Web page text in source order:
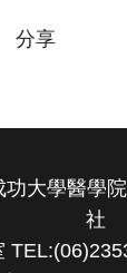
分享
大學醫學
社